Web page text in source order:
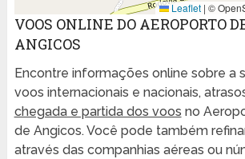
Leaflet | ©
VOOS ONLINE DO AEROPORTO
ANGICOS
Encontre informações online sobre a
voos internacionais e nacionais,
chegada e partida dos voos no
de Angicos. Você pode também
através das companhias aéreas ou